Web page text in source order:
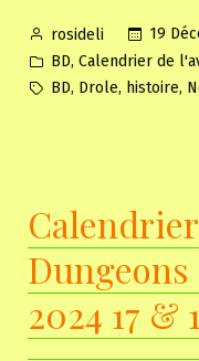
Posted
by
rosideli
19
Posted
in
BD, Calendrier de
Tags:
BD, Drole, histoire,
2024 17 &